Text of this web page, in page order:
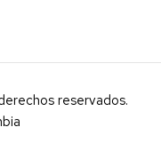
reservados.